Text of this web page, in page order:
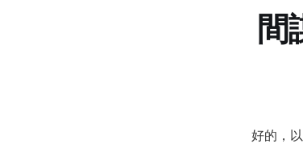
間
好的，